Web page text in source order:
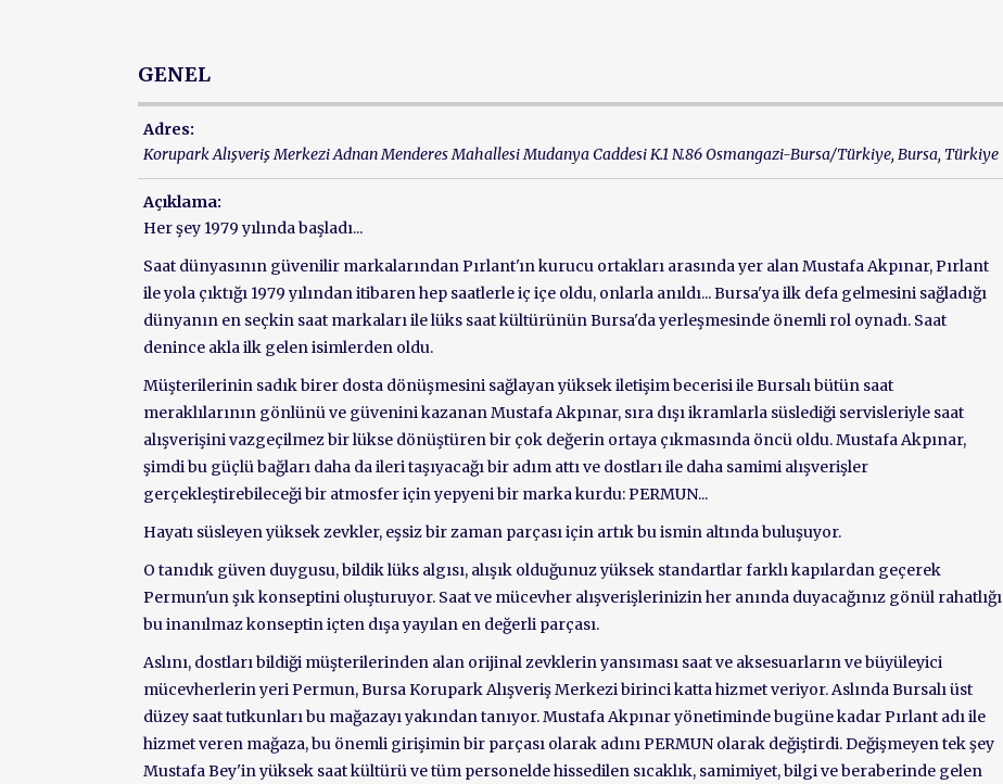
GENEL
Adres:
Korupark Alışveriş Merkezi Adnan Menderes Mahallesi Mudanya Caddesi K.1 N.86 Osmangazi-Bursa/Türkiye, Bursa, Türkiye
Açıklama:
Her şey 1979 yılında başladı...
Saat dünyasının güvenilir markalarından Pırlant'ın kurucu ortakları arasında yer alan Mustafa Akpınar, Pırlant
ile yola çıktığı 1979 yılından itibaren hep saatlerle iç içe oldu, onlarla anıldı... Bursa'ya ilk defa gelmesini sağladığı
dünyanın en seçkin saat markaları ile lüks saat kültürünün Bursa'da yerleşmesinde önemli rol oynadı. Saat
denince akla ilk gelen isimlerden oldu.
Müşterilerinin sadık birer dosta dönüşmesini sağlayan yüksek iletişim becerisi ile Bursalı bütün saat
meraklılarının gönlünü ve güvenini kazanan Mustafa Akpınar, sıra dışı ikramlarla süslediği servisleriyle saat
alışverişini vazgeçilmez bir lükse dönüştüren bir çok değerin ortaya çıkmasında öncü oldu. Mustafa Akpınar,
şimdi bu güçlü bağları daha da ileri taşıyacağı bir adım attı ve dostları ile daha samimi alışverişler
gerçekleştirebileceği bir atmosfer için yepyeni bir marka kurdu: PERMUN...
Hayatı süsleyen yüksek zevkler, eşsiz bir zaman parçası için artık bu ismin altında buluşuyor.
O tanıdık güven duygusu, bildik lüks algısı, alışık olduğunuz yüksek standartlar farklı kapılardan geçerek
Permun'un şık konseptini oluşturuyor. Saat ve mücevher alışverişlerinizin her anında duyacağınız gönül rahatlığı
bu inanılmaz konseptin içten dışa yayılan en değerli parçası.
Aslını, dostları bildiği müşterilerinden alan orijinal zevklerin yansıması saat ve aksesuarların ve büyüleyici
mücevherlerin yeri Permun, Bursa Korupark Alışveriş Merkezi birinci katta hizmet veriyor. Aslında Bursalı üst
düzey saat tutkunları bu mağazayı yakından tanıyor. Mustafa Akpınar yönetiminde bugüne kadar Pırlant adı ile
hizmet veren mağaza, bu önemli girişimin bir parçası olarak adını PERMUN olarak değiştirdi. Değişmeyen tek şey
Mustafa Bey'in yüksek saat kültürü ve tüm personelde hissedilen sıcaklık, samimiyet, bilgi ve beraberinde gelen